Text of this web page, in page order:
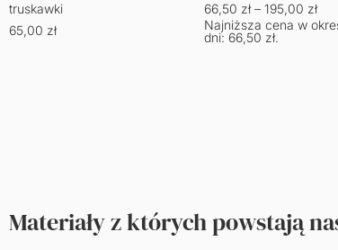
truskawki
65,00 zł
66,50 zł – 195,00 zł
Najniższa cena w
dni: 66,50 zł.
Materiały z których powstają